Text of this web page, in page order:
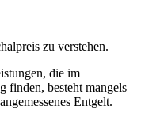
zu verstehen.
die im
finden, besteht mangels
Entgelt.